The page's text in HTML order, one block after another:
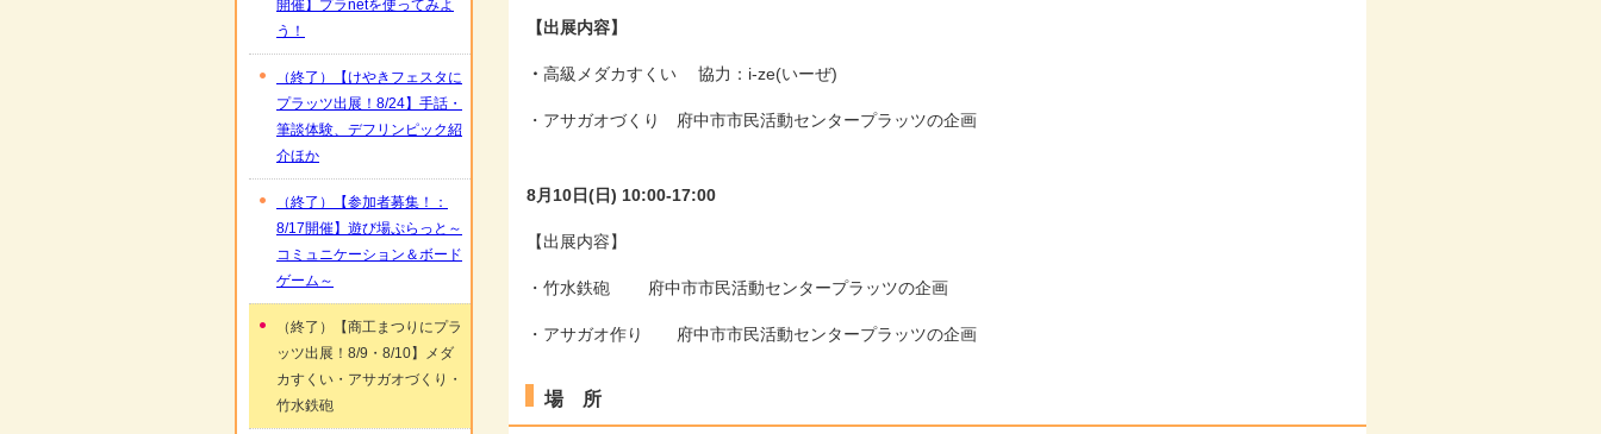
【出展内容】
・ 高級メダカすくい 協力：i-ze(いーぜ)
・アサガオづくり 府中市市民活動センタープラッツの企画
8月10日(日) 10:00-17:00
【出展内容】
・竹水鉄砲 府中市市民活動センタープラッツの企画
・アサガオ作り 府中市市民活動センタープラッツの企画
場 所
開催】プラnetを使ってみよ
う！
（終了）【けやきフェスタに
プラッツ出展！8/24】手話・
筆談体験、デフリンピック紹
介ほか
（終了）【参加者募集！：
8/17開催】遊び場ぷらっと～
コミュニケーション＆ボード
ゲーム～
（終了）【商工まつりにプラ
ッツ出展！8/9・8/10】メダ
カすくい・アサガオづくり・
竹水鉄砲